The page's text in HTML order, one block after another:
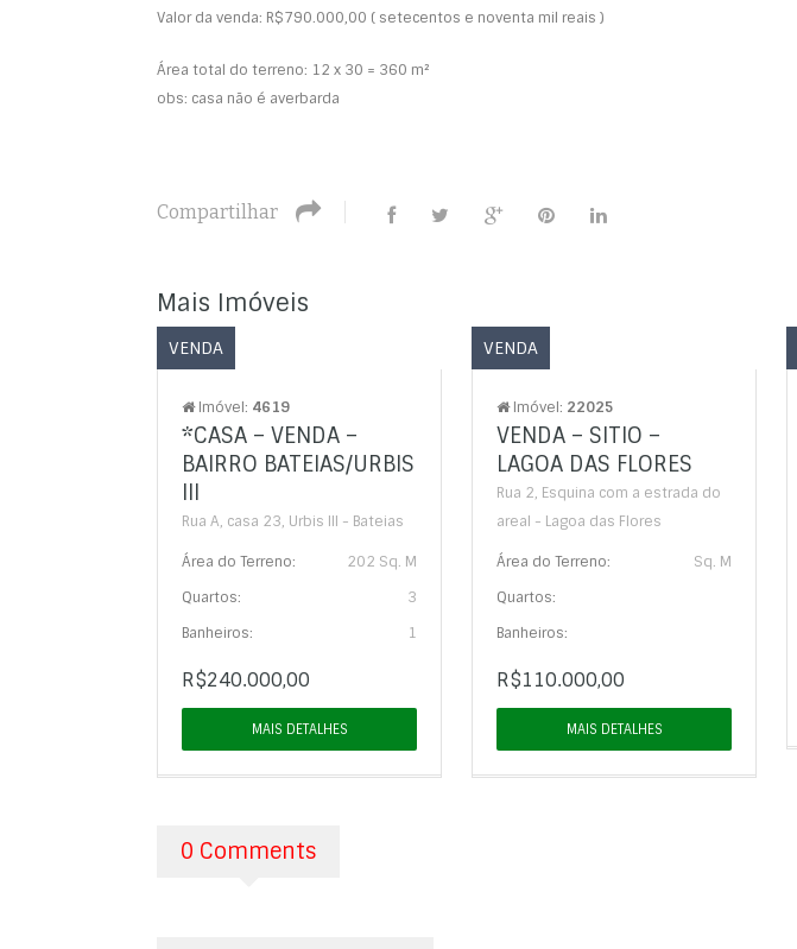
Valor da venda: R$790.000,00 ( setecentos e noventa mil reais )
Área total do terreno: 12 x 30 = 360 m²
obs: casa não é averbarda
Compartilhar
Mais Imóveis
VENDA
Imóvel: 4619
*CASA – VENDA –
BAIRRO BATEIAS/URBIS
III
Rua A, casa 23, Urbis III - Bateias
Área do Terreno:
202 Sq. M
Quartos:
3
Banheiros:
1
R$240.000,00
MAIS DETALHES
VENDA
Imóvel: 22025
VENDA – SITIO –
LAGOA DAS FLORES
Rua 2, Esquina com a estrada do
areal - Lagoa das Flores
Área do Terreno:
Sq. M
Quartos:
Banheiros:
R$110.000,00
MAIS DETALHES
0 Comments